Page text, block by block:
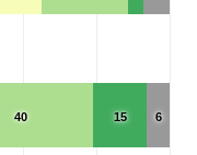
6
15
40